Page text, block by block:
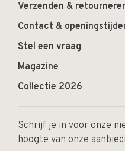
Verzenden &
Contact &
Stel een vraag
Magazine
Collectie 2026
Schrijf je in voor onze
hoogte van onze